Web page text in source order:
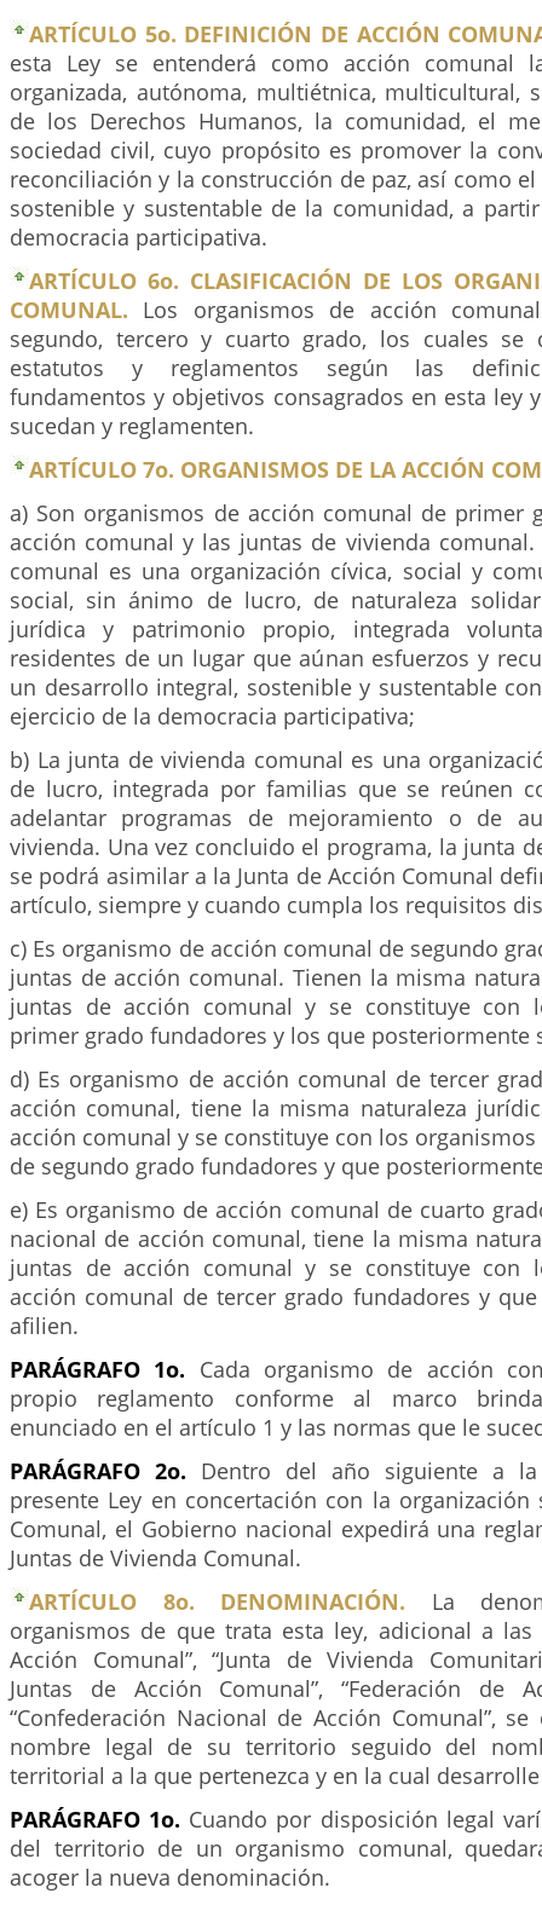
ARTÍCULO 5o. DEFINICIÓN DE ACCIÓN
esta Ley se entenderá como acción comunal
organizada, autónoma, multiétnica, multicultural,
de los Derechos Humanos, la comunidad, el
sociedad civil, cuyo propósito es promover la
reconciliación y la construcción de paz, así como
sostenible y sustentable de la comunidad, a
democracia participativa.
ARTÍCULO 6o. CLASIFICACIÓN DE LOS
COMUNAL. Los organismos de acción
segundo, tercero y cuarto grado, los cuales se
estatutos y reglamentos según las
fundamentos y objetivos consagrados en esta ley
sucedan y reglamenten.
ARTÍCULO 7o. ORGANISMOS DE LA ACCIÓN
a) Son organismos de acción comunal de primer
acción comunal y las juntas de vivienda
comunal es una organización cívica, social y
social, sin ánimo de lucro, de naturaleza
jurídica y patrimonio propio, integrada
residentes de un lugar que aúnan esfuerzos y
un desarrollo integral, sostenible y sustentable
ejercicio de la democracia participativa;
b) La junta de vivienda comunal es una
de lucro, integrada por familias que se reúnen
adelantar programas de mejoramiento o de
vivienda. Una vez concluido el programa, la junta
se podrá asimilar a la Junta de Acción Comunal
artículo, siempre y cuando cumpla los requisitos
c) Es organismo de acción comunal de segundo
juntas de acción comunal. Tienen la misma
juntas de acción comunal y se constituye con
primer grado fundadores y los que posteriormente
d) Es organismo de acción comunal de tercer
acción comunal, tiene la misma naturaleza
acción comunal y se constituye con los
de segundo grado fundadores y que
e) Es organismo de acción comunal de cuarto
nacional de acción comunal, tiene la misma
juntas de acción comunal y se constituye con
acción comunal de tercer grado fundadores y
afilien.
PARÁGRAFO 1o. Cada organismo de acción
propio reglamento conforme al marco
enunciado en el artículo 1 y las normas que le
PARÁGRAFO 2o. Dentro del año siguiente a
presente Ley en concertación con la
Comunal, el Gobierno nacional expedirá una
Juntas de Vivienda Comunal.
ARTÍCULO 8o. DENOMINACIÓN. La
organismos de que trata esta ley, adicional a las
Acción Comunal”, “Junta de Vivienda
Juntas de Acción Comunal”, “Federación de
“Confederación Nacional de Acción Comunal”,
nombre legal de su territorio seguido del
territorial a la que pertenezca y en la cual
PARÁGRAFO 1o. Cuando por disposición legal
del territorio de un organismo comunal,
acoger la nueva denominación.